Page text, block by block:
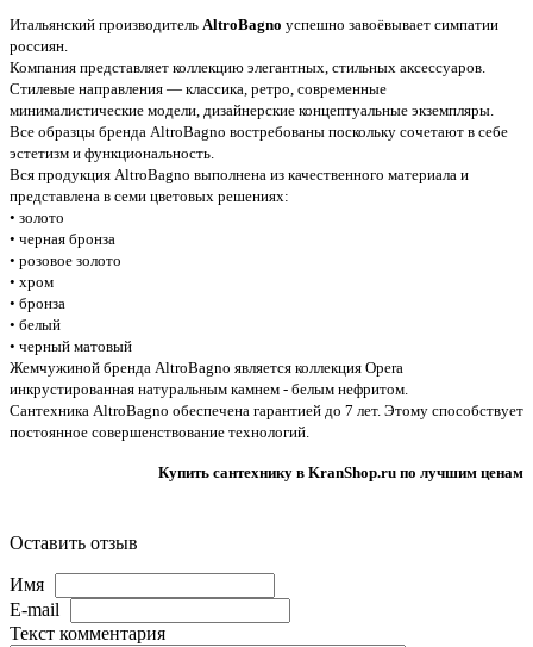
Итальянский производитель AltroBagno успешно завоёвывает симпатии
россиян.
Компания представляет коллекцию элегантных, стильных аксессуаров.
Стилевые направления — классика, ретро, современные
минималистические модели, дизайнерские концептуальные экземпляры.
Все образцы бренда AltroBagno востребованы поскольку сочетают в себе
эстетизм и функциональность.
Вся продукция AltroBagno выполнена из качественного материала и
представлена в семи цветовых решениях:
• золото
• черная бронза
• розовое золото
• хром
• бронза
• белый
• черный матовый
Жемчужиной бренда AltroBagno является коллекция Opera
инкрустированная натуральным камнем - белым нефритом.
Сантехника AltroBagno обеспечена гарантией до 7 лет. Этому способствует
постоянное совершенствование технологий.
Купить сантехнику в KranShop.ru по лучшим ценам
Оставить отзыв
Имя
E-mail
Текст комментария